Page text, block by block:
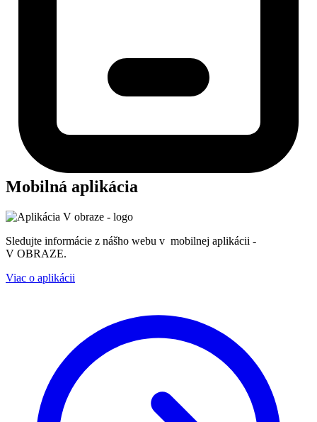
Mobilná aplikácia
Sledujte informácie z nášho webu v mobilnej aplikácii -
V OBRAZE.
Viac o aplikácii